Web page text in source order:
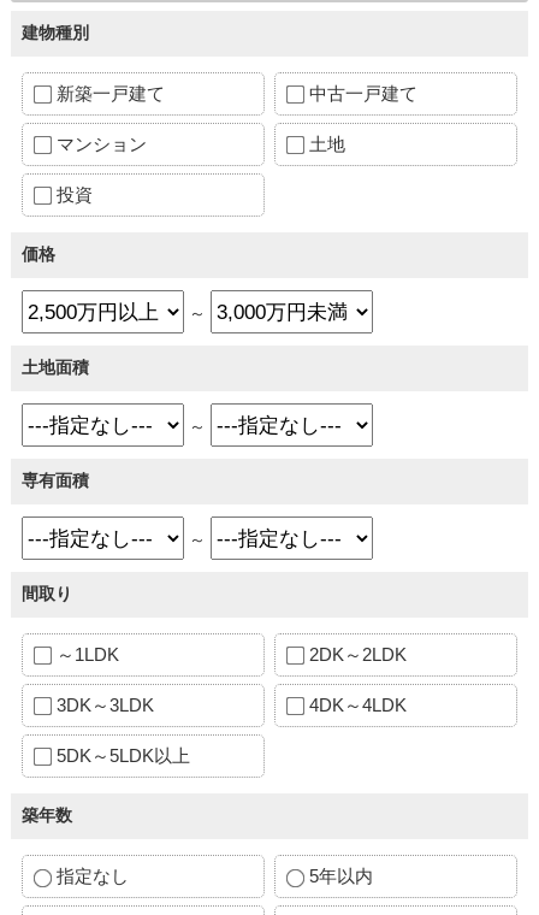
建物種別
新築一戸建て 中古一戸建て
マンション 土地
投資
価格
～
土地面積
～
専有面積
～
間取り
～1LDK 2DK～2LDK
3DK～3LDK 4DK～4LDK
5DK～5LDK以上
築年数
指定なし 5年以内